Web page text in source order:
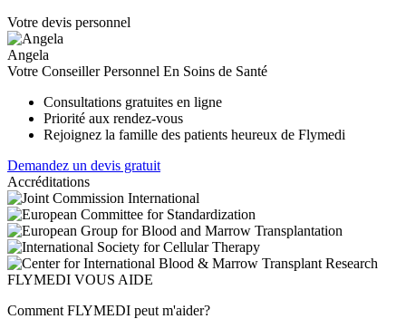
Votre devis personnel
Angela
Votre Conseiller Personnel En Soins de Santé
Consultations gratuites en ligne
Priorité aux rendez-vous
Rejoignez la famille des patients heureux de Flymedi
Demandez un devis gratuit
Accréditations
FLYMEDI VOUS AIDE
Comment FLYMEDI peut m'aider?